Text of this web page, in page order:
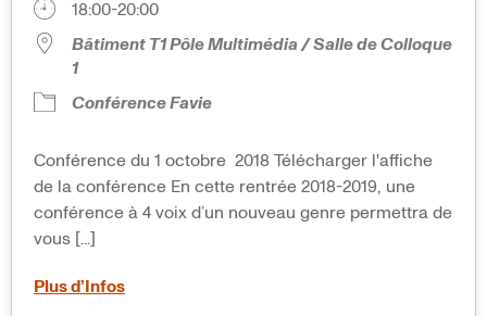
18:00-20:00
Bâtiment T1 Pôle Multimédia / Salle de Colloque
1
Conférence Favie
Conférence du 1 octobre 2018 Télécharger l'affiche
de la conférence En cette rentrée 2018-2019, une
conférence à 4 voix d’un nouveau genre permettra de
vous [...]
Plus d’Infos